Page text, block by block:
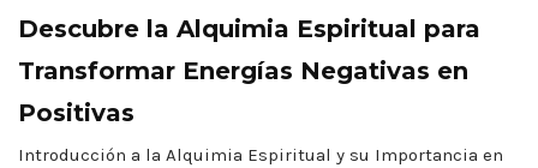
Descubre la Alquimia Espiritual para
Transformar Energías Negativas en
Positivas
Introducción a la Alquimia Espiritual y su Importancia en